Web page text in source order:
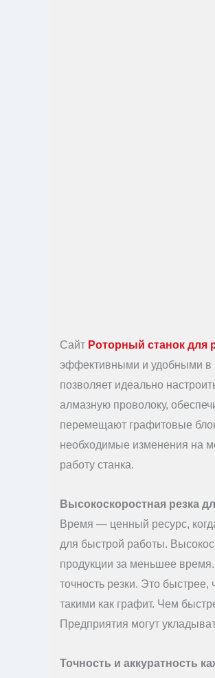
Сайт Роторный станок для
эффективными и удобными в
позволяет идеально
алмазную проволоку,
перемещают графитовые
необходимые изменения на
работу станка.
Высокоскоростная резка
Время — ценный ресурс,
для быстрой работы.
продукции за меньшее время.
точность резки. Это
такими как графит. Чем
Предприятия могут
Точность и аккуратность